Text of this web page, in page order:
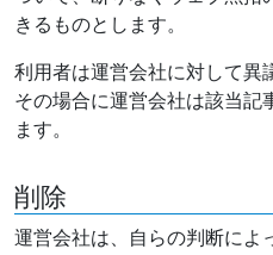
きるものとします。
利用者は運営会社に対して異
その場合に運営会社は該当記
ます。
削除
運営会社は、自らの判断によ